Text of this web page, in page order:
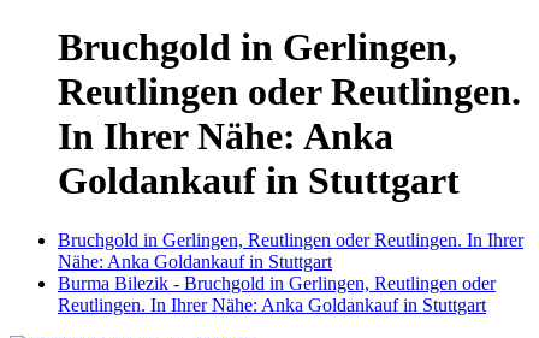
Bruchgold in Gerlingen,
Reutlingen oder Reutlingen.
In Ihrer Nähe: Anka
Goldankauf in Stuttgart
Bruchgold in Gerlingen, Reutlingen oder Reutlingen. In Ihrer
Nähe: Anka Goldankauf in Stuttgart
Burma Bilezik - Bruchgold in Gerlingen, Reutlingen oder
Reutlingen. In Ihrer Nähe: Anka Goldankauf in Stuttgart